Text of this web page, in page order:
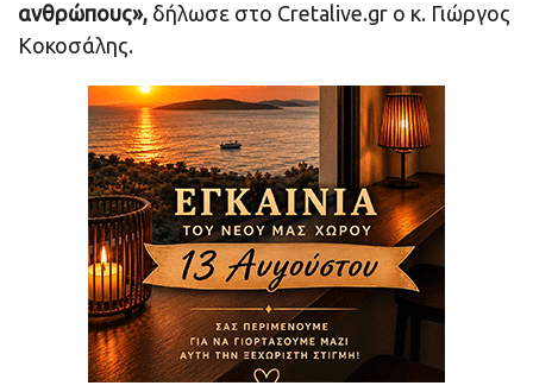
ανθρώπους», δήλωσε στο Cretalive.gr ο κ. Γιώργος
Κοκοσάλης.